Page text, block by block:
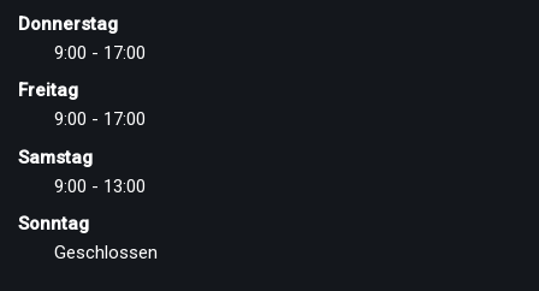
Donnerstag
9:00 - 17:00
Freitag
9:00 - 17:00
Samstag
9:00 - 13:00
Sonntag
Geschlossen